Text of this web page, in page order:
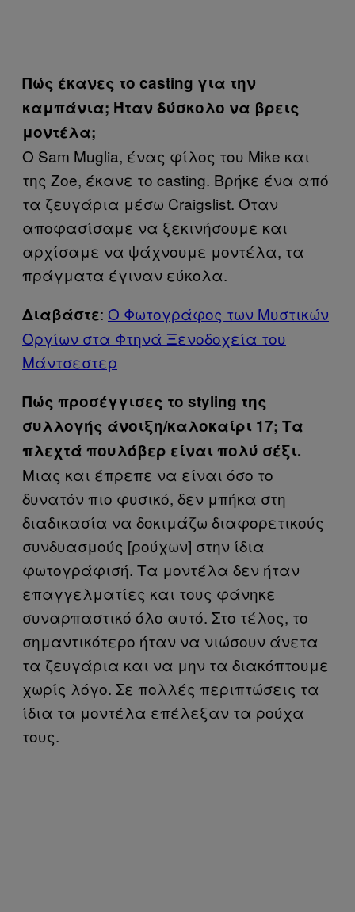
Πώς έκανες το casting για την
καμπάνια; Ήταν δύσκολο να βρεις
μοντέλα;
Ο Sam Muglia, ένας φίλος του Mike και
της Zoe, έκανε το casting. Βρήκε ένα από
τα ζευγάρια μέσω Craigslist. Όταν
αποφασίσαμε να ξεκινήσουμε και
αρχίσαμε να ψάχνουμε μοντέλα, τα
πράγματα έγιναν εύκολα.
Διαβάστε: Ο Φωτογράφος των Μυστικών
Οργίων στα Φτηνά Ξενοδοχεία του
Μάντσεστερ
Πώς προσέγγισες το styling της
συλλογής άνοιξη/καλοκαίρι 17; Τα
πλεχτά πουλόβερ είναι πολύ σέξι.
Μιας και έπρεπε να είναι όσο το
δυνατόν πιο φυσικό, δεν μπήκα στη
διαδικασία να δοκιμάζω διαφορετικούς
συνδυασμούς [ρούχων] στην ίδια
φωτογράφισή. Τα μοντέλα δεν ήταν
επαγγελματίες και τους φάνηκε
συναρπαστικό όλο αυτό. Στο τέλος, το
σημαντικότερο ήταν να νιώσουν άνετα
τα ζευγάρια και να μην τα διακόπτουμε
χωρίς λόγο. Σε πολλές περιπτώσεις τα
ίδια τα μοντέλα επέλεξαν τα ρούχα
τους.